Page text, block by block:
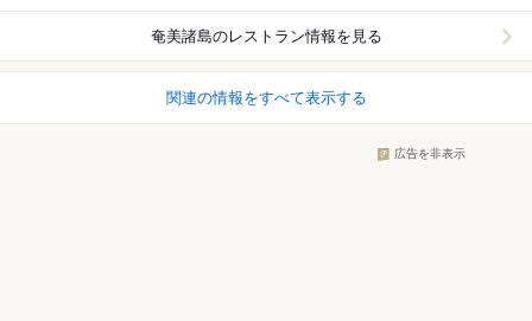
奄美諸島のレストラン情報を見る
関連の情報をすべて表示する
広告を非表示